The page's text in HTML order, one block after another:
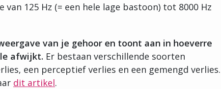
125 Hz (= een hele lage bastoon) tot 8000 Hz
van je gehoor en toont aan in hoeverre
afwijkt. Er bestaan verschillende soorten
een perceptief verlies en een gemengd verlies.
dit artikel.